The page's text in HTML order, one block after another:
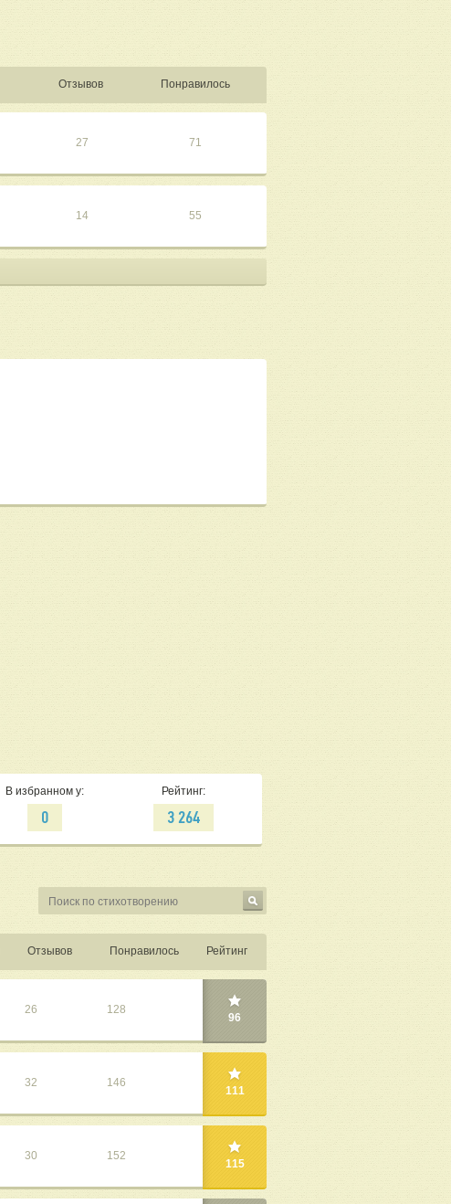
Отзывов Понравилось
27 71
14 55
В избранном у:
0
Рейтинг:
3 264
Отзывов Понравилось Рейтинг
26 128
96
32 146
111
30 152
115